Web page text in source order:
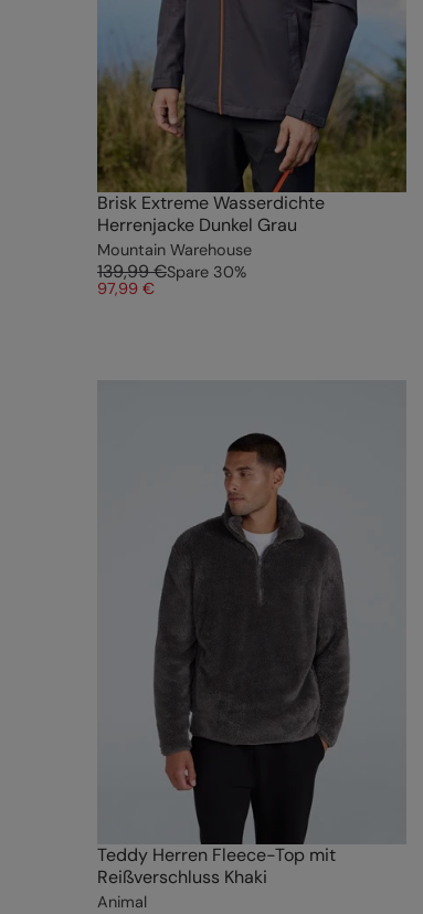
Brisk Extreme Wasserdichte
Herrenjacke Dunkel Grau
Mountain Warehouse
139,99 €Spare 30%
97,99 €
Teddy Herren Fleece-Top mit
Reißverschluss Khaki
Animal